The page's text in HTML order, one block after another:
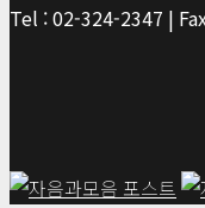
Tel : 02-324-2347 |